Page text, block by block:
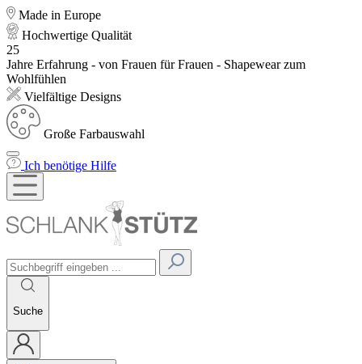
Made in Europe
Hochwertige Qualität
25
Jahre Erfahrung - von Frauen für Frauen - Shapewear zum
Wohlfühlen
Vielfältige Designs
Große Farbauswahl
Ich benötige Hilfe
Suche